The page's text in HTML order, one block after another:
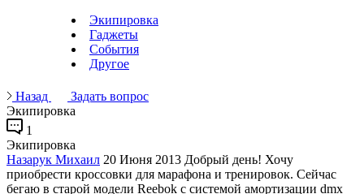
Экипировка
Гаджеты
События
Другое
Назад
Задать вопрос
Экипировка
1
Экипировка
Назарук Михаил 20 Июня 2013 Добрый день! Хочу
приобрести кроссовки для марафона и тренировок. Сейчас
бегаю в старой модели Reebok с системой амортизации dmx